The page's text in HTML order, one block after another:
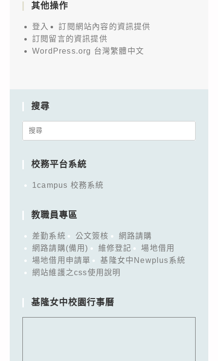
其他操作
登入
訂閱網站內容的資訊提供
訂閱留言的資訊提供
WordPress.org 台灣繁體中文
搜尋
Search
校務平台系統
1campus 校務系統
教職員專區
差勤系統 公文簽核
網路請購
網路請購(備用)
維修登記
場地借用
場地借用申請單
基隆女中Newplus系統
網站維護之css使用說明
基隆女中校園行事曆